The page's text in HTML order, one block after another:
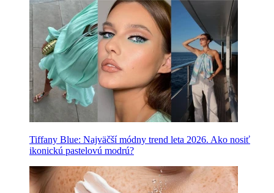
Tiffany Blue: Najväčší módny trend leta 2026. Ako nosiť
ikonickú pastelovú modrú?